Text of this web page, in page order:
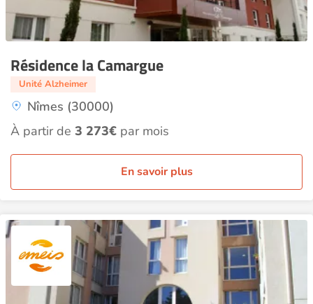
Résidence la Camargue
Unité Alzheimer
Nîmes (30000)
À partir de 3 273€ par mois
En savoir plus